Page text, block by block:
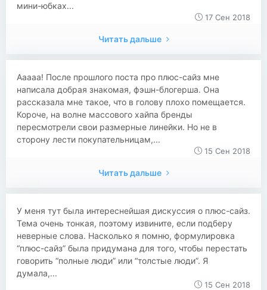
мини-юбках...
17 Сен 2018
Читать дальше
Ааааа! После прошлого поста про плюс-сайз мне
написала добрая знакомая, фэшн-блогерша. Она
рассказала мне такое, что в голову плохо помещается.
Короче, на волне массового хайпа бренды
пересмотрели свои размерные линейки. Но не в
сторону лести покупательницам,...
15 Сен 2018
Читать дальше
У меня тут была интереснейшая дискуссия о плюс-сайз.
Тема очень тонкая, поэтому извините, если подберу
неверные слова. Насколько я помню, формулировка
“плюс-сайз” была придумана для того, чтобы перестать
говорить “полные люди” или “толстые люди”. Я
думала,...
15 Сен 2018